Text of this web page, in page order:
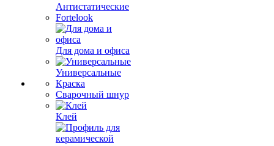
Антистатические
Fortelook
Для дома и офиса
Универсальные
Краска
Сварочный шнур
Клей